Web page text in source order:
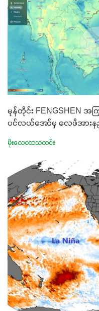
မုန်တိုင်း FENGSHEN အက
ပင်လယ်အော်မှ လေဖိအားန
မိုးလေဝသသတင်း